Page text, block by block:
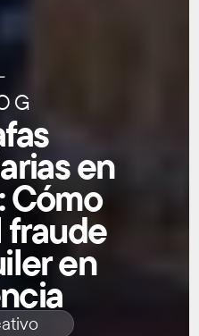
en
Cómo
fraude
en